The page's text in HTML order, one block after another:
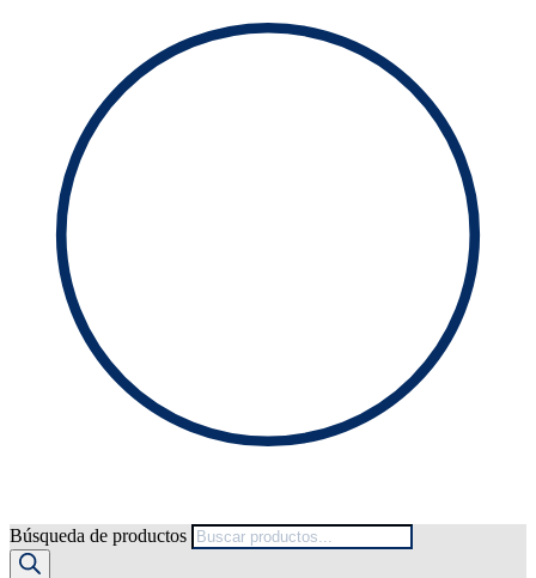
Búsqueda de productos